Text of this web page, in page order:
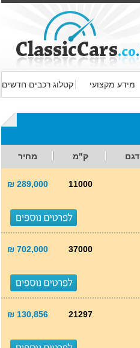
מידע מקצועי קטלוג רכבים חדשים
דגם ק"מ מחיר
11000
289,000 ₪
37000
702,000 ₪
21297
130,856 ₪